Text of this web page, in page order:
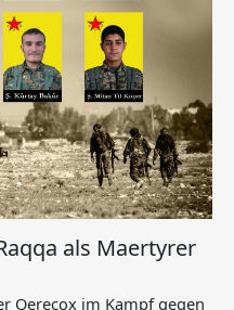
als Maertyrer
Qereçox im Kampf gegen